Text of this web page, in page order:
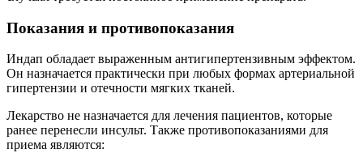
Показания и противопоказания
Индап обладает выраженным антигипертензивным эффектом.
Он назначается практически при любых формах артериальной
гипертензии и отечности мягких тканей.
Лекарство не назначается для лечения пациентов, которые
ранее перенесли инсульт. Также противопоказаниями для
приема являются: